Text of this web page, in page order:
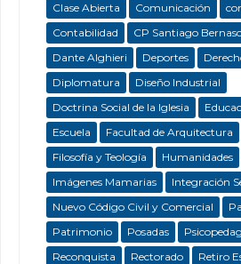
Clase Abierta
Comunicación
Contabilidad
CP Santiago
Dante Alghieri
Deportes
Diplomatura
Diseño Industrial
Doctrina Social de la Iglesia
Escuela
Facultad de Arquitectura
Filosofía y Teología
Humanidades
Imágenes Mamarias
Integración
Nuevo Código Civil y Comercial
Patrimonio
Posadas
Reconquista
Rectorado
Retiro